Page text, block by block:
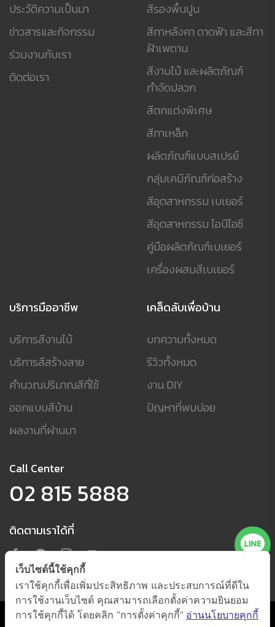
ประวัติความเป็นมา
ข่าวสารและกิจกรรม
ร่วมงานกับเรา
ติดต่อเรา
สีรองพื้นปูน
สีทาหลังคา ดาดฟ้า และสีทา
ฝ้าเพดาน
สีงานไม้ และผลิตภัณฑ์
กำจัดปลวก
สีตกแต่งพิเศษ
สีทาเหล็ก
ผลิตภัณฑ์แบบสเปรย์
กลุ่มเคมีภัณฑ์ก่อสร้าง
สีอุตสาหกรรม เบเยอร์
สีอุตสาหกรรม ไอบีไอซี
คู่มือผลิตภัณฑ์เบเยอร์
เครื่องผสมสีเบเยอร์
บริการมืออาชีพ
บริการสีงานไม้
บริการสีสร้างลาย
คำนวณปริมาณสีที่ใช้
ออกแบบสีบ้าน
ผลงานที่ผ่านมา
เคล็ดลับเพื่อบ้าน
บทความทั้งหมด
รีวิวทั้งหมด
งาน DIY
ปัญหาที่พบบ่อย
Call Center
02 815 5888
ติดตามเราได้ที่
นโยบายการใช้คุกกี้ และนโยบายความเป็นส่วนตัว @ 2021 by
เว็บไซต์นี้ใช้คุกกี้
เราใช้คุกกี้เพื่อเพิ่มประสิทธิภาพ และประสบการณ์ที่ดีใน
การใช้งานเว็บไซต์ คุณสามารถเลือกตั้งค่าความยินยอม
การใช้คุกกี้ได้ โดยคลิก "การตั้งค่าคุกกี้" อ่านนโยบายคุกกี้